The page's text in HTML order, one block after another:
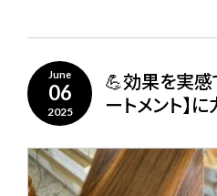
June
06
2025
💪効果を実感
ートメント】